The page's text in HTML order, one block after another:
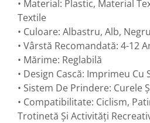
• Material: Plastic, Material
Textile
• Culoare: Albastru, Alb, Negru
• Vârstă Recomandată: 4-12
• Mărime: Reglabilă
• Design Cască: Imprimeu Cu
• Sistem De Prindere: Curele
• Compatibilitate: Ciclism,
Trotinetă Și Activități